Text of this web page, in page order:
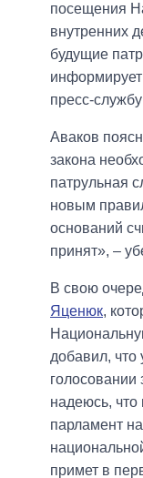
посещения
внутренних
будущие
информирует
пресс-
Аваков
закона
патрульная
новым
оснований
принят», –
В свою
Яценюк,
добавил, что
голосовании
надеюсь,
парламент
примет в